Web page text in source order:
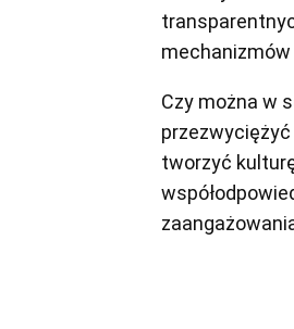
Czy można w
tworzyć